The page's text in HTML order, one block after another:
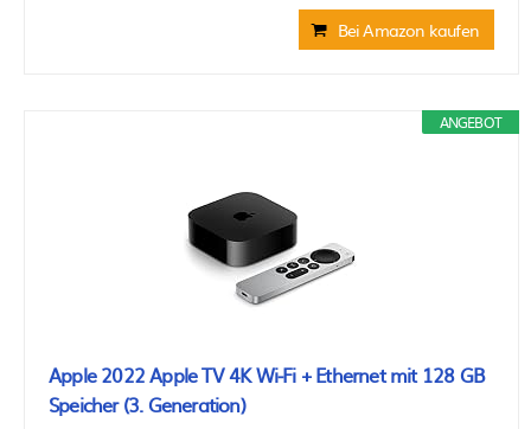
Bei Amazon kaufen
ANGEBOT
Apple 2022 Apple TV 4K Wi‑Fi + Ethernet mit 128 GB
Speicher (3. Generation)